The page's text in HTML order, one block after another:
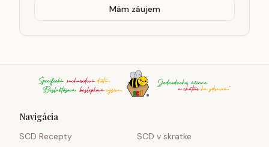
Mám záujem
Navigácia
SCD Recepty
SCD v skratke